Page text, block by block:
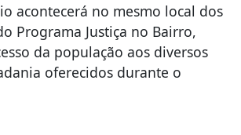
acontecerá no mesmo local dos
Programa Justiça no Bairro,
da população aos diversos
oferecidos durante o